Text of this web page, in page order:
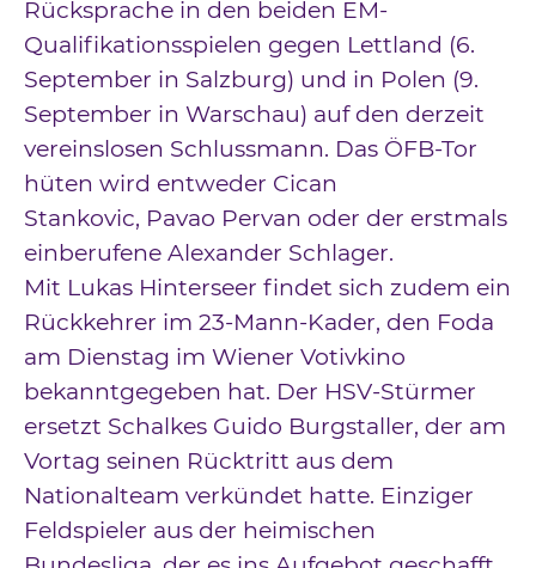
Rücksprache in den beiden EM-
Qualifikationsspielen gegen Lettland (6.
September in Salzburg) und in Polen (9.
September in Warschau) auf den derzeit
vereinslosen Schlussmann. Das ÖFB-Tor
hüten wird entweder Cican
Stankovic, Pavao Pervan oder der erstmals
einberufene Alexander Schlager.
Mit Lukas Hinterseer findet sich zudem ein
Rückkehrer im 23-Mann-Kader, den Foda
am Dienstag im Wiener Votivkino
bekanntgegeben hat. Der HSV-Stürmer
ersetzt Schalkes Guido Burgstaller, der am
Vortag seinen Rücktritt aus dem
Nationalteam verkündet hatte. Einziger
Feldspieler aus der heimischen